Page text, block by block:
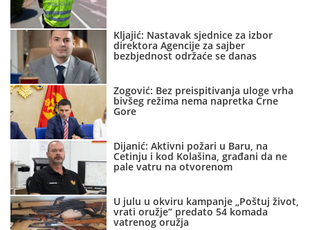
Kljajić: Nastavak sjednice za izbor
direktora Agencije za sajber
bezbjednost održaće se danas
Zogović: Bez preispitivanja uloge vrha
bivšeg režima nema napretka Crne
Gore
Dijanić: Aktivni požari u Baru, na
Cetinju i kod Kolašina, građani da ne
pale vatru na otvorenom
U julu u okviru kampanje „Poštuj život,
vrati oružje“ predato 54 komada
vatrenog oružja